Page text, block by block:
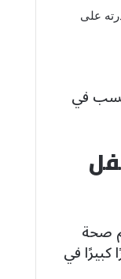
على
في
في دعم صحة
في